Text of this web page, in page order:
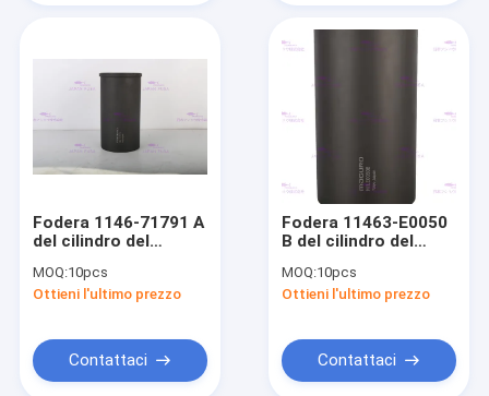
Fodera 1146-71791 A
del cilindro del
diametro 104mm del
motore W04D dei
MOQ:10pcs
Ottieni l'ultimo prezzo
Contattaci
Fodera 11463-E0050
B del cilindro del
diametro 112mm del
motore J08E 3mm
MOQ:10pcs
Ottieni l'ultimo prezzo
Contattaci